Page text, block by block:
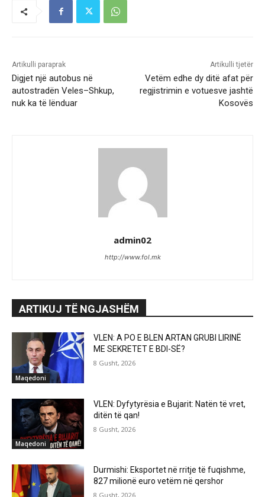
Artikulli paraprak
Digjet një autobus në
autostradën Veles–Shkup,
nuk ka të lënduar
Artikulli tjetër
Vetëm edhe dy ditë afat për
regjistrimin e votuesve jashtë
Kosovës
admin02
http://www.fol.mk
ARTIKUJ TË NGJASHËM
Maqedoni
VLEN: A PO E BLEN ARTAN GRUBI LIRINË
ME SEKRETET E BDI-SË?
8 Gusht, 2026
Maqedoni
VLEN: Dyfytyrësia e Bujarit: Natën të vret,
ditën të qan!
8 Gusht, 2026
Durmishi: Eksportet në rritje të fuqishme,
827 milionë euro vetëm në qershor
8 Gusht, 2026